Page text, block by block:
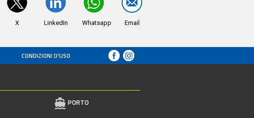
X LinkedIn Whatsapp Email
CONDIZIONI D’USO
PORTO